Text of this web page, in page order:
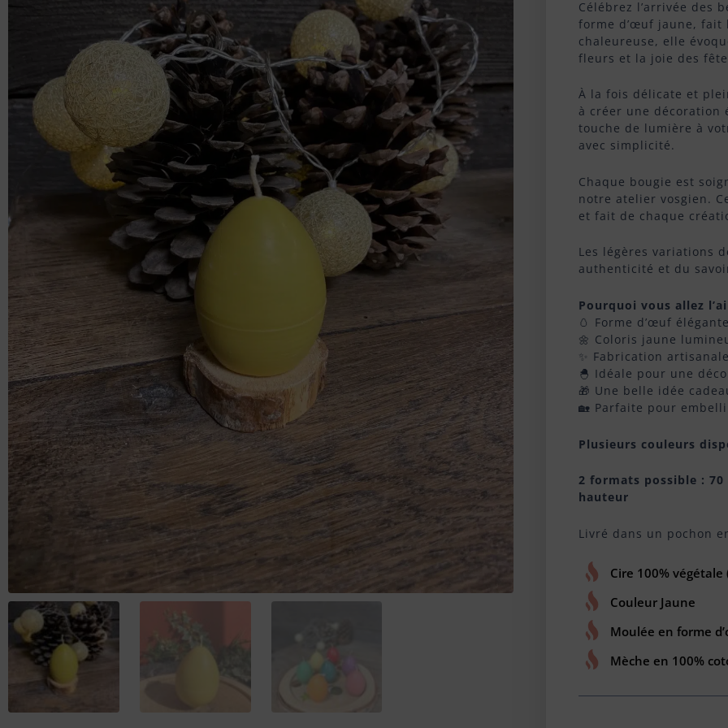
Célébrez l’arrivée des
forme d’œuf jaune, fait
chaleureuse, elle
fleurs et la joie des
À la fois délicate et
à créer une décoration
touche de lumière à
avec simplicité.
Chaque bougie est
notre atelier vosgien.
et fait de chaque
Les légères variations
authenticité et du
Pourquoi vous allez
🥚 Forme d’œuf
🌼 Coloris jaune
✨ Fabrication
🐣 Idéale pour une
🎁 Une belle idée
🏡 Parfaite pour
Plusieurs couleurs
2 formats possible :
hauteur
Livré dans un pochon
Cire 100%
Couleur Jaune
Moulée en forme
Mèche en 100%